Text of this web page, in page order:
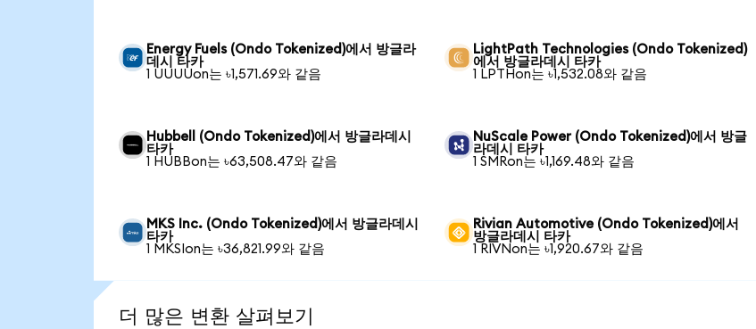
Energy Fuels (Ondo Tokenized)에서 방글라
데시 타카
1 UUUUon는 ৳1,571.69와 같음
LightPath Technologies (Ondo Tokenized)
에서 방글라데시 타카
1 LPTHon는 ৳1,532.08와 같음
Hubbell (Ondo Tokenized)에서 방글라데시
타카
1 HUBBon는 ৳63,508.47와 같음
NuScale Power (Ondo Tokenized)에서 방글
라데시 타카
1 SMRon는 ৳1,169.48와 같음
MKS Inc. (Ondo Tokenized)에서 방글라데시
타카
1 MKSIon는 ৳36,821.99와 같음
Rivian Automotive (Ondo Tokenized)에서
방글라데시 타카
1 RIVNon는 ৳1,920.67와 같음
더 많은 변환 살펴보기